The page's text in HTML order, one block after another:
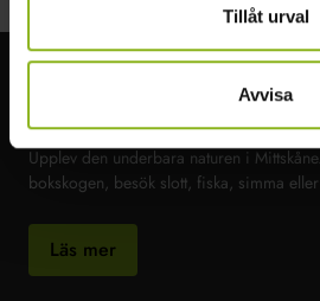
Tillåt urval
Avvisa
Upplev den underbara naturen i
bokskogen, besök slott, fiska, simma
Läs mer